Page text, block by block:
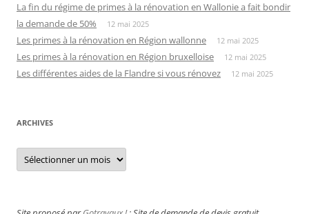
La fin du régime de primes à la rénovation en Wallonie a fait bondir
la demande de 50%
12 mai 2025
Les primes à la rénovation en Région wallonne 12 mai 2025
Les primes à la rénovation en Région bruxelloise 12 mai 2025
Les différentes aides de la Flandre si vous rénovez 12 mai 2025
ARCHIVES
Archives